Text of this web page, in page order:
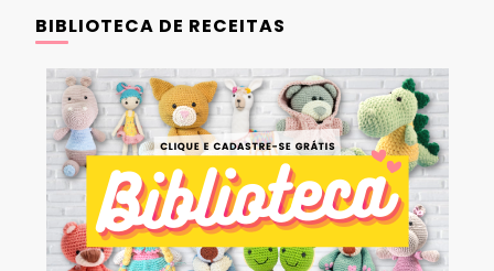
BIBLIOTECA DE RECEITAS